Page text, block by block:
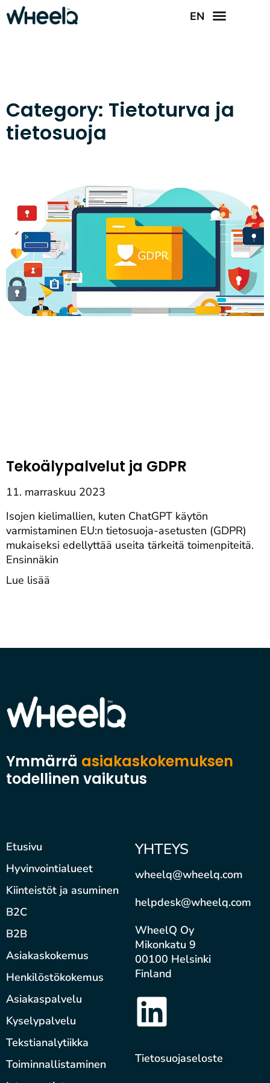
EN
Category: Tietoturva ja
tietosuoja
Tekoälypalvelut ja GDPR
11. marraskuu 2023
Isojen kielimallien, kuten ChatGPT käytön
varmistaminen EU:n tietosuoja-asetusten (GDPR)
mukaiseksi edellyttää useita tärkeitä toimenpiteitä.
Ensinnäkin
Lue lisää
Ymmärrä asiakaskokemuksen
todellinen vaikutus
Etusivu
Hyvinvointialueet
Kiinteistöt ja asuminen
B2C
B2B
Asiakaskokemus
Henkilöstökokemus
Asiakaspalvelu
Kyselypalvelu
Tekstianalytiikka
Toiminnallistaminen
YHTEYS
wheelq@wheelq.com
helpdesk@wheelq.com
WheelQ Oy
Mikonkatu 9
00100 Helsinki
Finland
Tietosuojaseloste